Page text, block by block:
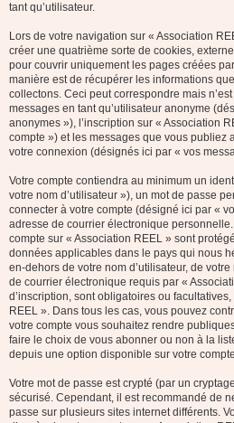
tant qu’utilisateur.
Lors de votre navigation sur « Association
créer une quatrième sorte de cookies,
pour couvrir uniquement les pages créées
manière est de récupérer les informations
collectons. Ceci peut correspondre mais
messages en tant qu’utilisateur anonyme
anonymes »), l’inscription sur « Association
compte ») et les messages que vous publiez
votre connexion (désignés ici par « vos
Votre compte contiendra au minimum un
votre nom d’utilisateur »), un mot de passe
connecter à votre compte (désigné ici par «
adresse de courrier électronique
compte sur « Association REEL » sont
données applicables dans le pays qui nous
en-dehors de votre nom d’utilisateur, de
de courrier électronique requis par «
d’inscription, sont obligatoires ou
REEL ». Dans tous les cas, vous pouvez
votre compte vous souhaitez rendre
faire le choix de vous abonner ou non à la
depuis une option disponible sur votre
Votre mot de passe est crypté (par un
sécurisé. Cependant, il est recommandé de
passe sur plusieurs sites internet différents.